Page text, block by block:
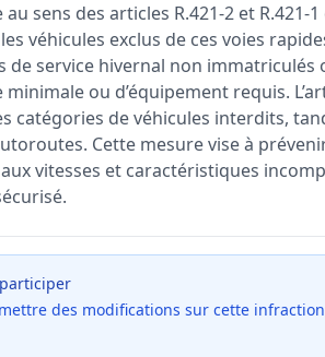
sens des articles R.421-2 et
véhicules exclus de ces voies
de service hivernal non
ou d’équipement requis.
catégories de véhicules interdits,
Cette mesure vise à
vitesses et caractéristiques
des modifications sur cette